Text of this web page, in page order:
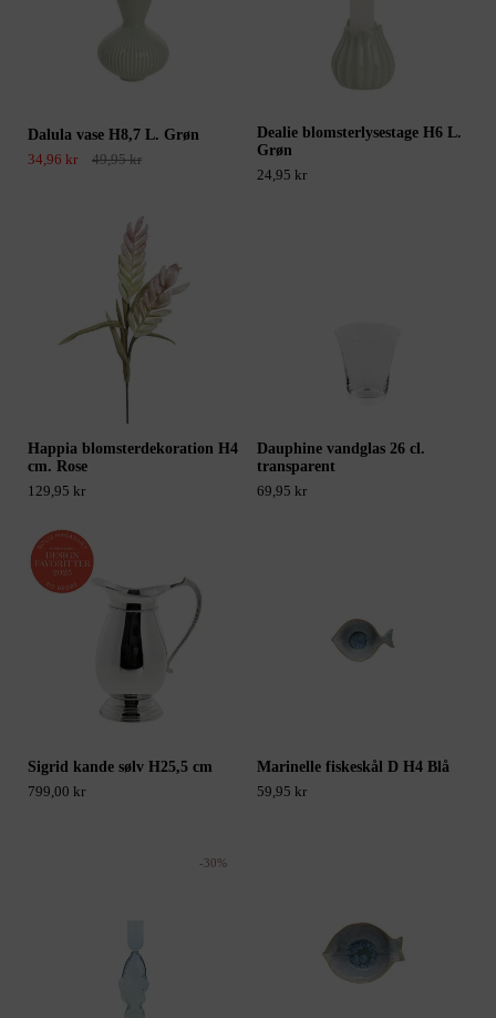
Dalula vase H8,7 L. Grøn
34,96 kr
49,95 kr
Dealie blomsterlysestage H6 L.
Grøn
24,95 kr
Happia blomsterdekoration H4
cm. Rose
129,95 kr
Dauphine vandglas 26 cl.
transparent
69,95 kr
Sigrid kande sølv H25,5 cm
799,00 kr
Marinelle fiskeskål D H4 Blå
59,95 kr
-30%